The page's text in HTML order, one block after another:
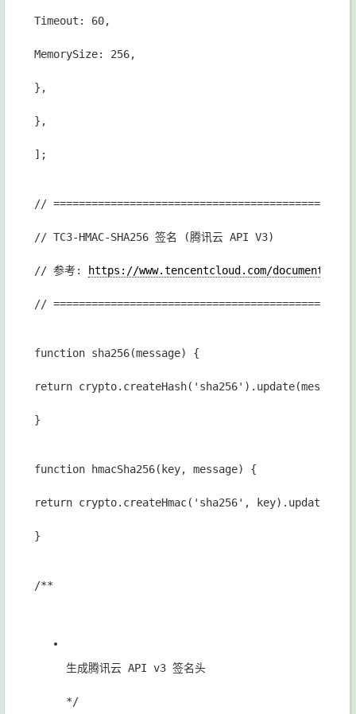
Timeout: 60,
MemorySize: 256,
},
},
];
//
// TC3-HMAC-SHA256 签名 (腾讯云 API V3)
// 参考: https://www.tencentcloud.com/document/
//
function sha256(message) {
return
}
function hmacSha256(key, message) {
return crypto.createHmac('sha256',
}
/**
生成腾讯云 API v3 签名头
*/